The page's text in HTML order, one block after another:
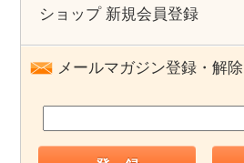
ショップ 新規会員登録
メールマガジン登録・解除